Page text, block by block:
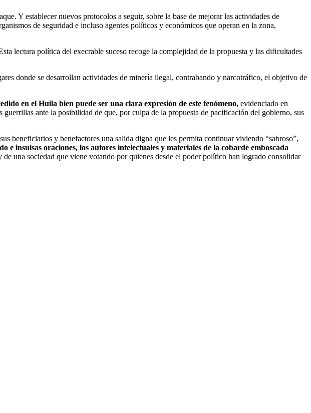
Y establecer nuevos protocolos a seguir, sobre la base de mejorar las actividades de
de seguridad e incluso agentes políticos y económicos que operan en la zona,
lectura política del execrable suceso recoge la complejidad de la propuesta y las dificultades
donde se desarrollan actividades de minería ilegal, contrabando y narcotráfico, el objetivo de
en el Huila bien puede ser una clara expresión de este fenómeno, evidenciado en
ante la posibilidad de que, por culpa de la propuesta de pacificación del gobierno, sus
beneficiarios y benefactores una salida digna que les permita continuar viviendo “sabroso”,
e insulsas oraciones, los autores intelectuales y materiales de la cobarde emboscada
una sociedad que viene votando por quienes desde el poder político han logrado consolidar